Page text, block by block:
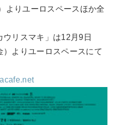
よりユーロスペースほか全
リスマキ」は12月9日
）よりユーロスペースにて